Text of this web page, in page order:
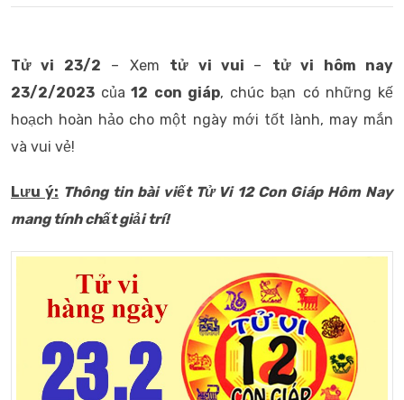
Tử vi 23/2 – Xem tử vi vui – tử vi hôm nay
23/2/2023 của 12 con giáp, chúc bạn có những kế
hoạch hoàn hảo cho một ngày mới tốt lành, may mắn
và vui vẻ!
Lưu ý: Thông tin bài viếtTử Vi 12 Con Giáp Hôm Nay
mang tính chất giải trí!